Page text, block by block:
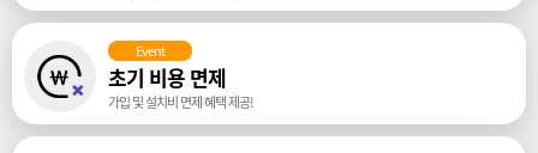
Event
초기 비용 면제
가입 및 설치비 면제 혜택 제공!